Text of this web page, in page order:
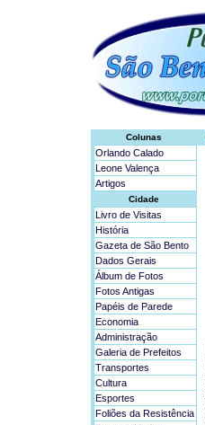
Colunas
Orlando Calado
Leone Valença
Artigos
Cidade
Livro de Visitas
História
Gazeta de São Bento
Dados Gerais
Álbum de Fotos
Fotos Antigas
Papéis de Parede
Economia
Administração
Galeria de Prefeitos
Transportes
Cultura
Esportes
Foliões da Resistência